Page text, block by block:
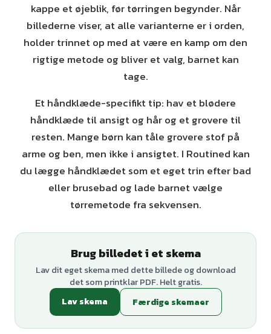
kappe et øjeblik, før tørringen begynder. Når
billederne viser, at alle varianterne er i orden,
holder trinnet op med at være en kamp om den
rigtige metode og bliver et valg, barnet kan
tage.
Et håndklæde-specifikt tip: hav et blødere
håndklæde til ansigt og hår og et grovere til
resten. Mange børn kan tåle grovere stof på
arme og ben, men ikke i ansigtet. I Routined kan
du lægge håndklædet som et eget trin efter bad
eller brusebad og lade barnet vælge
tørremetode fra sekvensen.
Brug billedet i et skema
Lav dit eget skema med dette billede og download
det som printklar PDF. Helt gratis.
Lav skema
Færdige skemaer